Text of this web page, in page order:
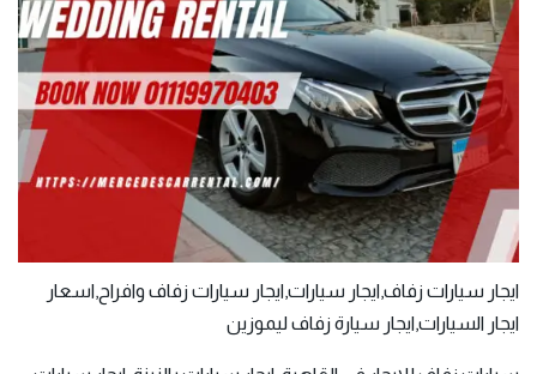
ايجار سيارات زفاف,ايجار سيارات,ايجار سيارات زفاف وافراح,اسعار
ايجار السيارات,ايجار سيارة زفاف ليموزين